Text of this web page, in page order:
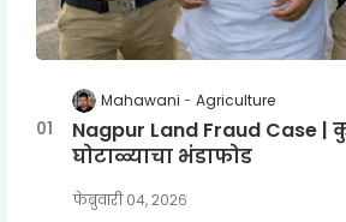
Mahawani Agriculture
Nagpur Land Fraud Case |
घोटाळ्याचा भंडाफोड
फेब्रुवारी ०४, २०२६